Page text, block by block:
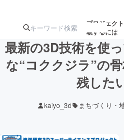
プロジェク
載するには
注目の新着プロ
最新の3D技術を使
な“コククジラ”の
残した
kaiyo_3d まちづくり・